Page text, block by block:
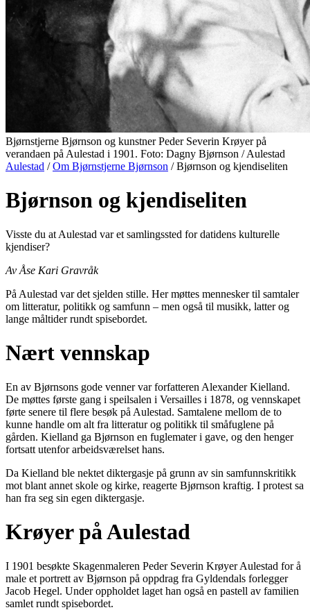
Bjørnstjerne Bjørnson og kunstner Peder Severin Krøyer på
verandaen på Aulestad i 1901. Foto: Dagny Bjørnson / Aulestad
Aulestad /Om Bjørnstjerne Bjørnson / Bjørnson og kjendiseliten
Bjørnson og kjendiseliten
Visste du at Aulestad var et samlingssted for datidens kulturelle
kjendiser?
Av Åse Kari Gravråk
På Aulestad var det sjelden stille. Her møttes mennesker til samtaler
om litteratur, politikk og samfunn – men også til musikk, latter og
lange måltider rundt spisebordet.
Nært vennskap
En av Bjørnsons gode venner var forfatteren Alexander Kielland.
De møttes første gang i speilsalen i Versailles i 1878, og vennskapet
førte senere til flere besøk på Aulestad. Samtalene mellom de to
kunne handle om alt fra litteratur og politikk til småfuglene på
gården. Kielland ga Bjørnson en fuglemater i gave, og den henger
fortsatt utenfor arbeidsværelset hans.
Da Kielland ble nektet diktergasje på grunn av sin samfunnskritikk
mot blant annet skole og kirke, reagerte Bjørnson kraftig. I protest sa
han fra seg sin egen diktergasje.
Krøyer på Aulestad
I 1901 besøkte Skagenmaleren Peder Severin Krøyer Aulestad for å
male et portrett av Bjørnson på oppdrag fra Gyldendals forlegger
Jacob Hegel. Under oppholdet laget han også en pastell av familien
samlet rundt spisebordet.